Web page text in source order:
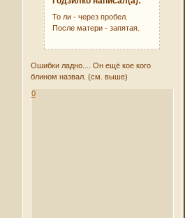
То ли - через пробел.
После матери - запятая.
Ошибки ладно.... Он ещё кое кого
блином назвал. (см. выше)
0